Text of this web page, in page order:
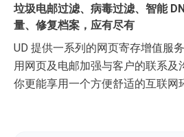
垃圾电邮过滤、病毒过滤、智能
量、修复档案，应有尽有
UD 提供一系列的网页寄存增值服
用网页及电邮加强与客户的联系及
你更能享用一个方便舒适的互联网